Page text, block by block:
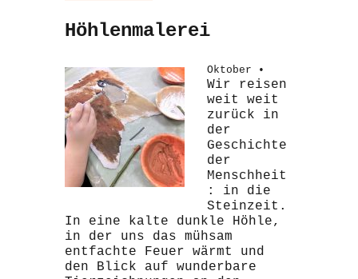
Höhlenmalerei
Oktober •
Wir reisen
weit weit
zurück in
der
Geschichte
der
Menschheit
: in die
Steinzeit.
In eine kalte dunkle Höhle,
in der uns das mühsam
entfachte Feuer wärmt und
den Blick auf wunderbare